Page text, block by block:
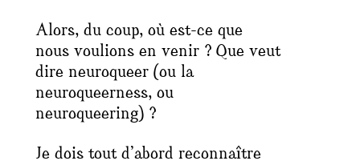
Alors, du coup, où est-ce que
nous voulions en venir ? Que veut
dire neuroqueer (ou la
neuroqueerness, ou
neuroqueering) ?
Je dois tout d’abord reconnaître